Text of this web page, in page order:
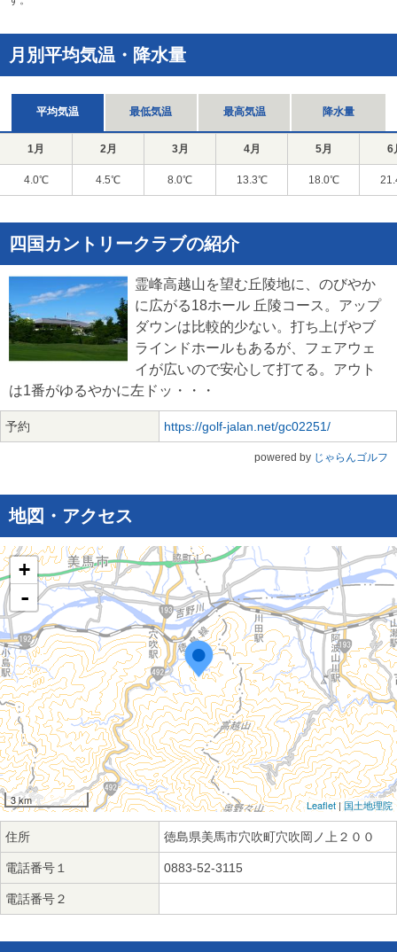
月別平均気温・降水量
平均気温 最低気温 最高気温 降水量
1月 2月 3月 4月 5月 6
4.0℃ 4.5℃ 8.0℃ 13.3℃ 18.0℃
四国カントリークラブの紹介
霊峰高越山を望む丘陵地に、のびやか
に広がる18ホール 丘陵コース。アップ
ダウンは比較的少ない。打ち上げやブ
ラインドホールもあるが、フェアウェ
イが広いので安心して打てる。アウト
は1番がゆるやかに左ドッ・・・
予約 https://golf-jalan.net/gc02251/
powered by じゃらんゴルフ
地図・アクセス
+
-
3 km Leaflet|国土地理院
住所 徳島県美馬市穴吹町穴吹岡ノ上２００
電話番号１ 0883-52-3115
電話番号２